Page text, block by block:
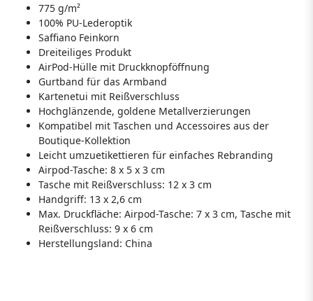
775 g/m²
100% PU-Lederoptik
Saffiano Feinkorn
Dreiteiliges Produkt
AirPod-Hülle mit Druckknopföffnung
Gurtband für das Armband
Kartenetui mit Reißverschluss
Hochglänzende, goldene Metallverzierungen
Kompatibel mit Taschen und Accessoires aus der
Boutique-Kollektion
Leicht umzuetikettieren für einfaches Rebranding
Airpod-Tasche: 8 x 5 x 3 cm
Tasche mit Reißverschluss: 12 x 3 cm
Handgriff: 13 x 2,6 cm
Max. Druckfläche: Airpod-Tasche: 7 x 3 cm, Tasche mit
Reißverschluss: 9 x 6 cm
Herstellungsland: China